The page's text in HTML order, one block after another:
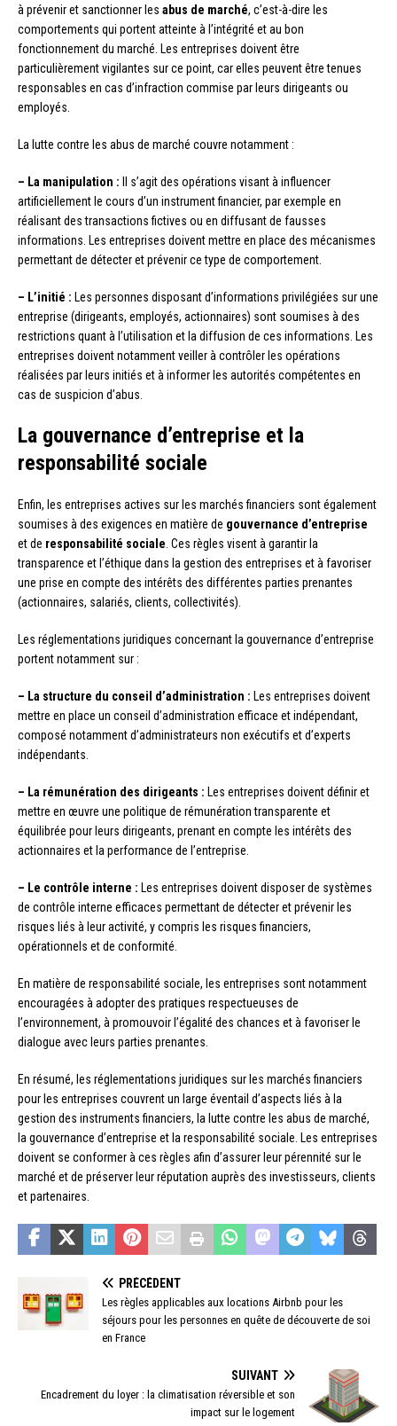
à prévenir et sanctionner les abus de marché, c’est-à-dire les
comportements qui portent atteinte à l’intégrité et au bon
fonctionnement du marché. Les entreprises doivent être
particulièrement vigilantes sur ce point, car elles peuvent être tenues
responsables en cas d’infraction commise par leurs dirigeants ou
employés.
La lutte contre les abus de marché couvre notamment :
– La manipulation : Il s’agit des opérations visant à influencer
artificiellement le cours d’un instrument financier, par exemple en
réalisant des transactions fictives ou en diffusant de fausses
informations. Les entreprises doivent mettre en place des mécanismes
permettant de détecter et prévenir ce type de comportement.
– L’initié : Les personnes disposant d’informations privilégiées sur une
entreprise (dirigeants, employés, actionnaires) sont soumises à des
restrictions quant à l’utilisation et la diffusion de ces informations. Les
entreprises doivent notamment veiller à contrôler les opérations
réalisées par leurs initiés et à informer les autorités compétentes en
cas de suspicion d’abus.
La gouvernance d’entreprise et la
responsabilité sociale
Enfin, les entreprises actives sur les marchés financiers sont également
soumises à des exigences en matière de gouvernance d’entreprise
et de responsabilité sociale . Ces règles visent à garantir la
transparence et l’éthique dans la gestion des entreprises et à favoriser
une prise en compte des intérêts des différentes parties prenantes
(actionnaires, salariés, clients, collectivités).
Les réglementations juridiques concernant la gouvernance d’entreprise
portent notamment sur :
– La structure du conseil d’administration : Les entreprises doivent
mettre en place un conseil d’administration efficace et indépendant,
composé notamment d’administrateurs non exécutifs et d’experts
indépendants.
– La rémunération des dirigeants : Les entreprises doivent définir et
mettre en œuvre une politique de rémunération transparente et
équilibrée pour leurs dirigeants, prenant en compte les intérêts des
actionnaires et la performance de l’entreprise.
– Le contrôle interne : Les entreprises doivent disposer de systèmes
de contrôle interne efficaces permettant de détecter et prévenir les
risques liés à leur activité, y compris les risques financiers,
opérationnels et de conformité.
En matière de responsabilité sociale, les entreprises sont notamment
encouragées à adopter des pratiques respectueuses de
l’environnement, à promouvoir l’égalité des chances et à favoriser le
dialogue avec leurs parties prenantes.
En résumé, les réglementations juridiques sur les marchés financiers
pour les entreprises couvrent un large éventail d’aspects liés à la
gestion des instruments financiers, la lutte contre les abus de marché,
la gouvernance d’entreprise et la responsabilité sociale. Les entreprises
doivent se conformer à ces règles afin d’assurer leur pérennité sur le
marché et de préserver leur réputation auprès des investisseurs, clients
et partenaires.
PRÉCÉDENT
Les règles applicables aux locations Airbnb pour les
séjours pour les personnes en quête de découverte de soi
en France
SUIVANT
Encadrement du loyer : la climatisation réversible et son
impact sur le logement